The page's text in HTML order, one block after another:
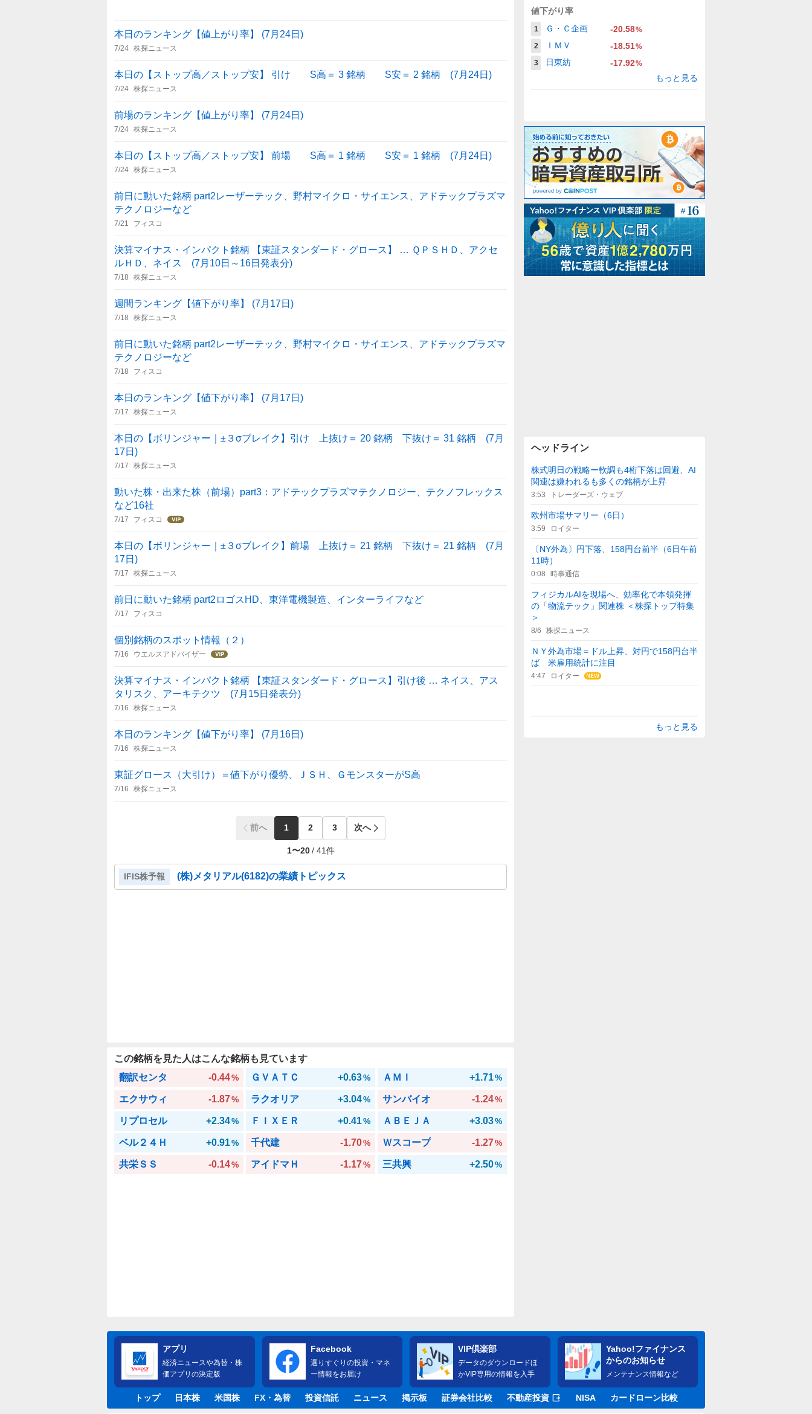
本日のランキング【値上がり率】 (7月24日)
7/24 株探ニュース
本日の【ストップ高／ストップ安】 引け S高＝ 3 銘柄 S安＝ 2 銘柄 (7月24日)
7/24 株探ニュース
前場のランキング【値上がり率】 (7月24日)
7/24 株探ニュース
本日の【ストップ高／ストップ安】 前場 S高＝ 1 銘柄 S安＝ 1 銘柄 (7月24日)
7/24 株探ニュース
前日に動いた銘柄 part2レーザーテック、野村マイクロ・サイエンス、アドテックプラズマ
テクノロジーなど
7/21 フィスコ
決算マイナス・インパクト銘柄 【東証スタンダード・グロース】 … ＱＰＳＨＤ、アクセ
ルＨＤ、ネイス (7月10日～16日発表分)
7/18 株探ニュース
週間ランキング【値下がり率】 (7月17日)
7/18 株探ニュース
前日に動いた銘柄 part2レーザーテック、野村マイクロ・サイエンス、アドテックプラズマ
テクノロジーなど
7/18 フィスコ
本日のランキング【値下がり率】 (7月17日)
7/17 株探ニュース
本日の【ボリンジャー｜±３σブレイク】引け 上抜け＝ 20 銘柄 下抜け＝ 31 銘柄 (7月
17日)
7/17 株探ニュース
動いた株・出来た株（前場）part3：アドテックプラズマテクノロジー、テクノフレックス
など16社
7/17 フィスコ
本日の【ボリンジャー｜±３σブレイク】前場 上抜け＝ 21 銘柄 下抜け＝ 21 銘柄 (7月
17日)
7/17 株探ニュース
前日に動いた銘柄 part2ロゴスHD、東洋電機製造、インターライフなど
7/17 フィスコ
個別銘柄のスポット情報（２）
7/16 ウエルスアドバイザー
決算マイナス・インパクト銘柄 【東証スタンダード・グロース】引け後 … ネイス、アス
タリスク、アーキテクツ (7月15日発表分)
7/16 株探ニュース
本日のランキング【値下がり率】 (7月16日)
7/16 株探ニュース
東証グロース（大引け）＝値下がり優勢、ＪＳＨ、ＧモンスターがS高
7/16 株探ニュース
前へ 1 2 3 次へ
1〜20 / 41件
IFIS株予報 (株)メタリアル(6182)の業績トピックス
この銘柄を見た人はこんな銘柄も見ています
翻訳センタ
-0.44% ＧＶＡＴＣ +0.63% ＡＭＩ +1.71%
エクサウィ -1.87% ラクオリア +3.04% サンバイオ -1.24%
リプロセル +2.34% ＦＩＸＥＲ +0.41% ＡＢＥＪＡ +3.03%
ベル２４Ｈ +0.91% 千代建 -1.70% Ｗスコープ -1.27%
共栄ＳＳ -0.14% アイドマＨ -1.17% 三共興 +2.50%
値下がり率
1 Ｇ・Ｃ企画 -20.58%
2
ＩＭＶ -18.51%
3
日東紡 -17.92%
もっと見る
ヘッドライン
株式明日の戦略ー軟調も4桁下落は回避、AI
関連は嫌われるも多くの銘柄が上昇
3:53 トレーダーズ・ウェブ
欧州市場サマリー（6日）
3:59 ロイター
〔NY外為〕円下落、158円台前半（6日午前
11時）
0:08 時事通信
フィジカルAIを現場へ、効率化で本領発揮
の「物流テック」関連株 ＜株探トップ特集
＞
8/6 株探ニュース
ＮＹ外為市場＝ドル上昇、対円で158円台半
ば 米雇用統計に注目
4:47 ロイター
もっと見る
アプリ
経済ニュースや為替・株
価アプリの決定版
Facebook
選りすぐりの投資・マネ
ー情報をお届け
VIP倶楽部
データのダウンロードほ
かVIP専用の情報を入手
Yahoo!ファイナンス
からのお知らせ
メンテナンス情報など
トップ 日本株 米国株 FX・為替 投資信託 ニュース 掲示板 証券会社比較 不動産投資 NISA カードローン比較